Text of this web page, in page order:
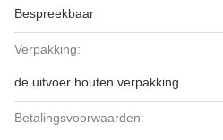
Bespreekbaar
Verpakking:
de uitvoer houten verpakking
Betalingsvoorwaarden: